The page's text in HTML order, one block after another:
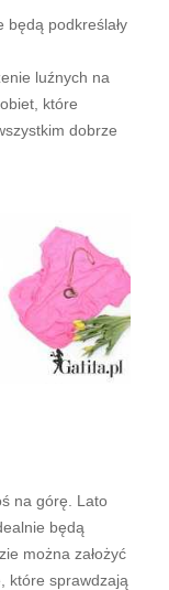
podkreślały
luźnych na
które
dobrze
na górę. Lato
będą
można założyć
które sprawdzają